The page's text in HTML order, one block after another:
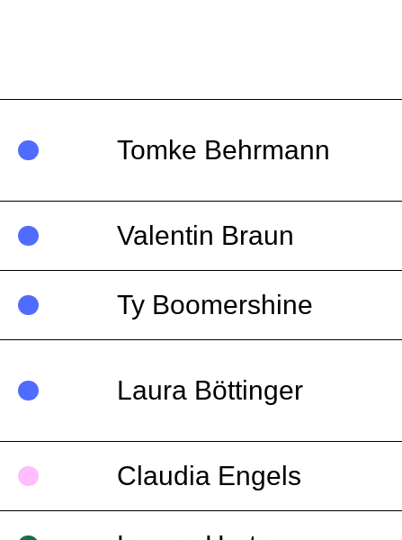
Tomke Behrmann
Valentin Braun
Ty Boomershine
Laura Böttinger
Claudia Engels